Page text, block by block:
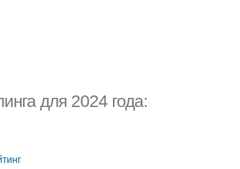
для 2024 года: